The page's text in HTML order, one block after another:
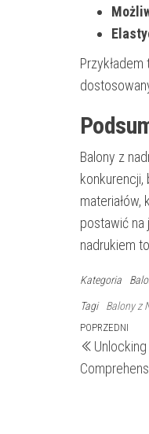
Balony z
postawić na
nadrukiem
Kategoria
Tagi Balony z
wpisu
Poprzedni
wpis
POPRZEDNI